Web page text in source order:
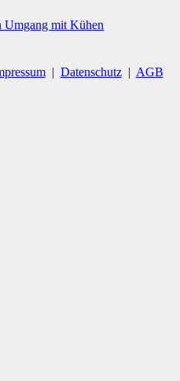
Umgang mit Kühen
| Datenschutz| AGB